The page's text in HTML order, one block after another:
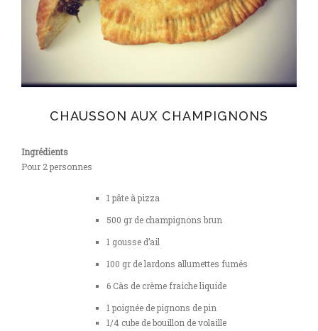
CHAUSSON AUX CHAMPIGNONS
Ingrédients
Pour 2 personnes
1 pâte à pizza
500 gr de champignons brun
1 gousse d’ail
100 gr de lardons allumettes fumés
6 Càs de crème fraiche liquide
1 poignée de pignons de pin
1/4 cube de bouillon de volaille